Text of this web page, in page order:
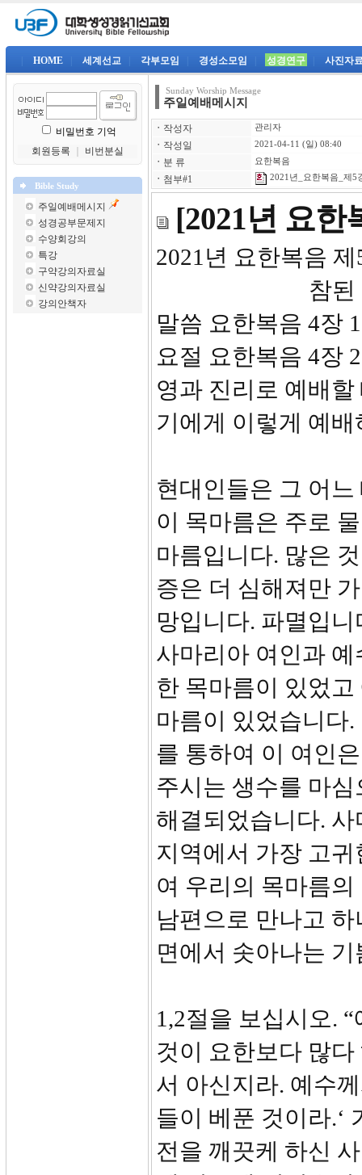
HOME 세계선교 각부모임 경성소모임 성경연구 사진자
비밀번호 기억
회원등록
비번분실
Bible Study
주일예배메시지
성경공부문제지
수양회강의
특강
구약강의자료실
신약강의자료실
강의안책자
Sunday Worship Message
주일예배메시지
ㆍ 작성자 관리자
ㆍ 작성일 2021-04-11 (일) 08:40
ㆍ 분 류 요한복음
ㆍ 첨부#1 2021년_요한복음_제5
[2021년 요한
2021년 요한복음 제
참된 예
말씀 요한복음 4장
요절 요한복음 4장
영과 진리로 예배
기에게 이렇게 예
현대인들은 그 어
이 목마름은 주로
마름입니다. 많은
증은 더 심해져만
망입니다. 파멸입
사마리아 여인과
한 목마름이 있었
마름이 있었습니다
를 통하여 이 여인
주시는 생수를 마
해결되었습니다.
지역에서 가장 고
여 우리의 목마름
남편으로 만나고
면에서 솟아나는
1,2절을 보십시오.
것이 요한보다 많
서 아신지라. 예수
들이 베푼 것이라.‘
전을 깨끗케 하신